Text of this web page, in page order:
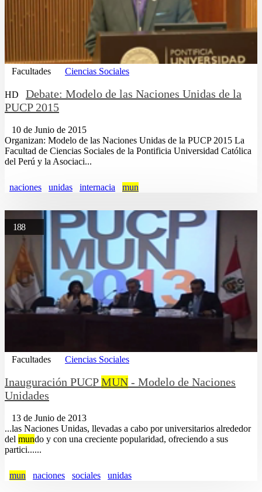
Facultades Ciencias Sociales
HD
Debate: Modelo de las Naciones Unidas de la
PUCP 2015
10 de Junio de 2015
Organizan: Modelo de las Naciones Unidas de la PUCP 2015 La
Facultad de Ciencias Sociales de la Pontificia Universidad Católica
del Perú y la Asociaci...
naciones unidas internacia mun
188
Facultades Ciencias Sociales
Inauguración PUCPMUN - Modelo de Naciones
Unidades
13 de Junio de 2013
...las Naciones Unidas, llevadas a cabo por universitarios alrededor
del mundo y con una creciente popularidad, ofreciendo a sus
partici......
mun naciones sociales unidas